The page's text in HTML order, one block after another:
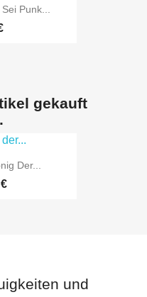
Punk...
gekauft
Der...
und